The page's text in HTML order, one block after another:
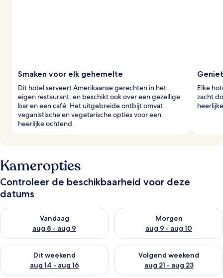
Smaken voor elk gehemelte
Dit hotel serveert Amerikaanse gerechten in het
eigen restaurant, en beschikt ook over een gezellige
bar en een café. Het uitgebreide ontbijt omvat
veganistische en vegetarische opties voor een
heerlijke ochtend.
Elke
zacht
Kameropties
Controleer de beschikbaarheid voor deze
datums
Vandaag
aug 8 - aug 9
De beschikbaarheid controleren voor vanavond aug 8 - aug 9
Morgen
aug 9 - aug 10
De beschikbaarheid
Dit weekend
aug 14 - aug 16
De beschikbaarheid controleren voor dit weekend aug 14 -
Volgend weekend
aug 21 - aug 23
De beschikbaarheid